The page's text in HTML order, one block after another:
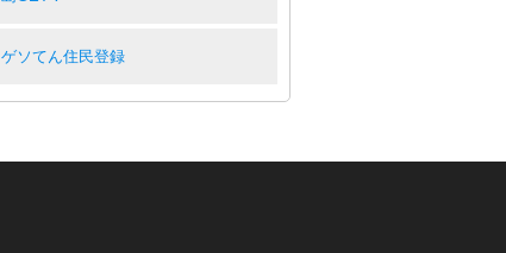
ゲソてん住民登録